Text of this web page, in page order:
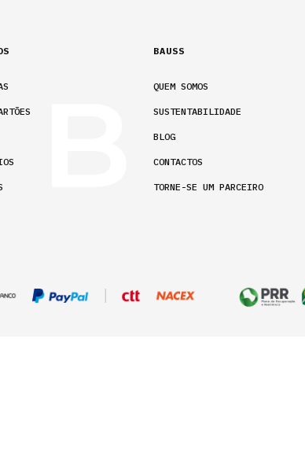
BAUSS
QUEM SOMOS
SUSTENTABILIDADE
BLOG
CONTACTOS
TORNE-SE UM PARCEIRO